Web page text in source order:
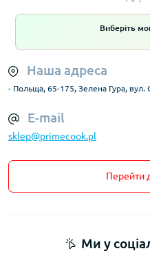
Виберіть
Наша адреса
- Польща, 65-175, Зелена Гура, вул.
E-mail
sklep@primecook.pl
Перейти
Ми у